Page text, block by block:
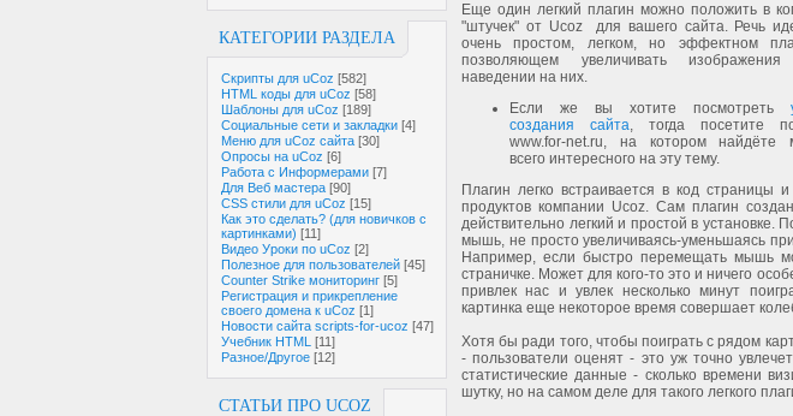
КАТЕГОРИИ РАЗДЕЛА
Скрипты для uCoz [582]
HTML коды для uCoz [58]
Шаблоны для uCoz [189]
Социальные сети и закладки [4]
Меню для uCoz сайта [30]
Опросы на uCoz [6]
Работа с Информерами [7]
Для Веб мастера [90]
CSS стили для uCoz [15]
Как это сделать? (для новичков с
картинками) [11]
Видео Уроки по uCoz [2]
Полезное для пользователей [45]
Counter Strike мониторинг [5]
Регистрация и прикрепление
своего домена к uCoz [1]
Новости сайта scripts-for-ucoz [47]
Учебник HTML [11]
Разное/Другое [12]
СТАТЬИ ПРО UCOZ
Еще один легкий плагин можно положить в
"штучек" от Ucoz для вашего сайта. Речь
очень простом, легком, но эффектном
позволяющем увеличивать
наведении на них.
Если же вы хотите посмотреть
создания сайта, тогда посетите
www.for-net.ru, на котором найдёте
всего интересного на эту тему.
Плагин легко встраивается в код страницы
продуктов компании Ucoz. Сам плагин
действительно легкий и простой в установке.
мышь, не просто увеличиваясь-уменьшаясь
Например, если быстро перемещать мышь
страничке. Может для кого-то это и ничего
привлек нас и увлек несколько минут
картинка еще некоторое время совершает
Хотя бы ради того, чтобы поиграть с рядом
- пользователи оценят - это уж точно
статистические данные - сколько времени
шутку, но на самом деле для такого легкого